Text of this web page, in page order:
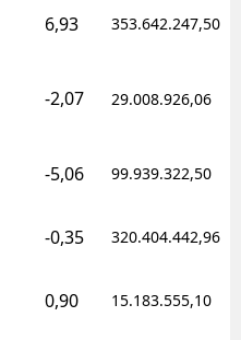
6,93 353.642.247,50
-2,07 29.008.926,06
-5,06 99.939.322,50
-0,35 320.404.442,96
0,90 15.183.555,10